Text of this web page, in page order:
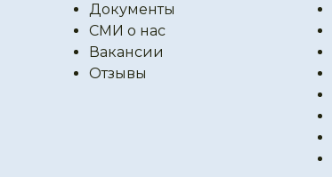
Документы
СМИ о нас
Вакансии
Отзывы